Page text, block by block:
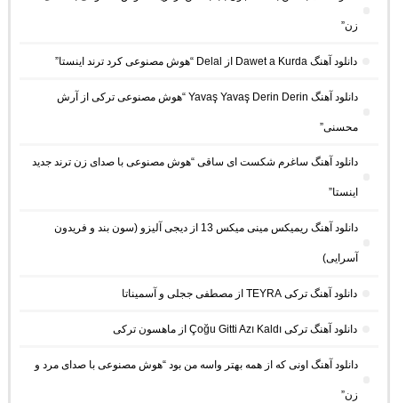
زن”
دانلود آهنگ Dawet a Kurda از Delal “هوش مصنوعی کرد ترند اینستا”
دانلود آهنگ Yavaş Yavaş Derin Derin “هوش مصنوعی ترکی از آرش
محسنی”
دانلود آهنگ ساغرم شکست ای ساقی “هوش مصنوعی با صدای زن ترند جدید
اینستا”
دانلود آهنگ ریمیکس مینی میکس 13 از دیجی آلیزو (سون بند و فریدون
آسرایی)
دانلود آهنگ ترکی TEYRA از مصطفی ججلی و آسمیناتا
دانلود آهنگ ترکی Çoğu Gitti Azı Kaldı از ماهسون ترکی
دانلود آهنگ اونی که از همه بهتر واسه من بود “هوش مصنوعی با صدای مرد و
زن”